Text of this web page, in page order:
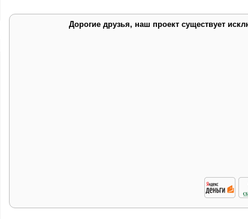
Дорогие друзья, наш проект существует